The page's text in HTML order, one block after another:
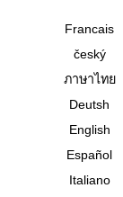
Francais
český
ภาษาไทย
Deutsh
English
Español
Italiano